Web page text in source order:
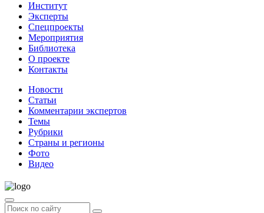
Институт
Эксперты
Спецпроекты
Мероприятия
Библиотека
О проекте
Контакты
Новости
Статьи
Комментарии экспертов
Темы
Рубрики
Страны и регионы
Фото
Видео